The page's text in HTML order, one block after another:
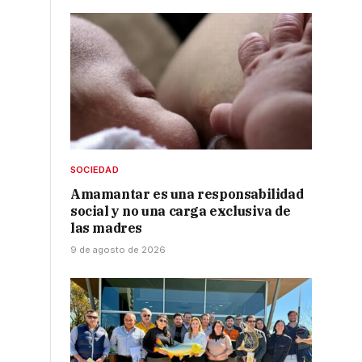
SOCIEDAD
Amamantar es una responsabilidad
social y no una carga exclusiva de
las madres
9 de agosto de 2026